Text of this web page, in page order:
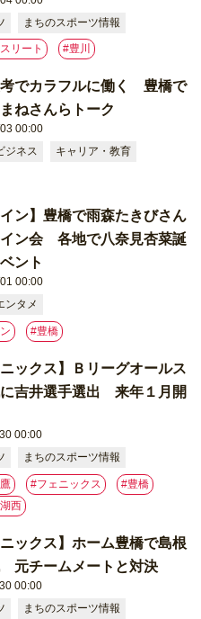
まちのスポーツ情報
リート #豊川
でカラフルに働く 豊橋で
ねさんらトーク
00:00
ジネス
キャリア・教育
イン】豊橋で雨森たきびさん
ン会 各地で八奈見杏菜誕
ント
00:00
ンタメ
#豊橋
ニックス】Ｂリーグオールス
吉井選手選出 来年１月開
00:00
まちのスポーツ情報
#フェニックス
#豊橋
西
ニックス】ホーム豊橋で島根
元チームメートと対決
00:00
まちのスポーツ情報